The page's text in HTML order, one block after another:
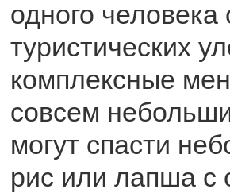
одного
туристических
комплексные
совсем
могут спасти
рис или лапша с